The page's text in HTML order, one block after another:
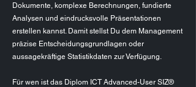
Dokumente, komplexe Berechnungen, fundierte
Analysen und eindrucksvolle Präsentationen
erstellen kannst. Damit stellst Du dem Management
präzise Entscheidungsgrundlagen oder
aussagekräftige Statistikdaten zur Verfügung.
Für wen ist das Diplom ICT Advanced-User SIZ®